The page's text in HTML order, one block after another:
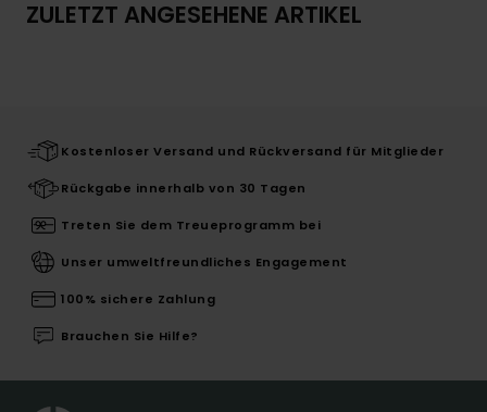
ZULETZT ANGESEHENE ARTIKEL
Kostenloser Versand und Rückversand für Mitglieder
Rückgabe innerhalb von 30 Tagen
Treten Sie dem Treueprogramm bei
Unser umweltfreundliches Engagement
100% sichere Zahlung
Brauchen Sie Hilfe?